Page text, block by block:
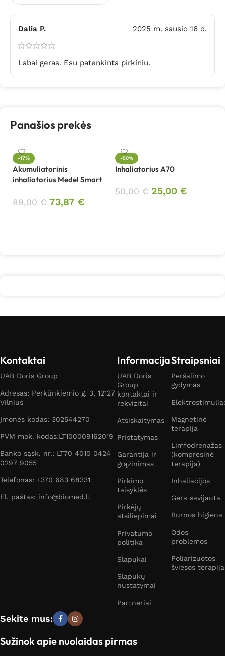
Dalia P. 2025 m. sausio 16 d.
Labai geras. Esu patenkinta pirkiniu.
Panašios prekės
-17%
Akumuliatorinis
inhaliatorius Medel Smart
89,00€ 73,87 €
-50%
Inhaliatorius A70
50,00€ 25,00 €
Kontaktai
UAB Doris Group
Adresas: Perkūnkiemio g. 3, 12127
Vilnius
Įmonės kodas: 302544270
PVM mok. kodas:LT100009162019
Banko sąsk. nr.: LT70 4010 0424
0297 9055
Telefonas: +370 683 68331
El. paštas: info@biomed.lt
Informacija
UAB Doris
Group
kontaktai ir
rekvizitai
Atsiskaitymas
Pristatymas
Garantija ir
grąžinimas
Pirkimo
taisyklės
Pirkėjų
atsiliepimai
Privatumo
politika
Slapukai
Slapukų
nustatymai
Partneriai
Straipsniai
Peršalimo
gydymas
Magnetinė
terapija
Limfodrenažas
(kompresinė
terapija)
Inhaliacijos
Gera savijauta
Burnos higiena
Odos
problemos
Poliarizuotos
šviesos terapija
Sekite mus:
Sužinok apie nuolaidas pirmas